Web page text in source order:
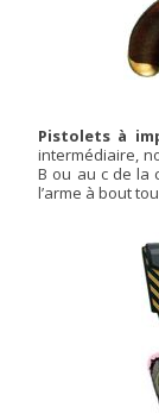
Pistolets à
intermédiaire,
B ou au c de la
l’arme à bout